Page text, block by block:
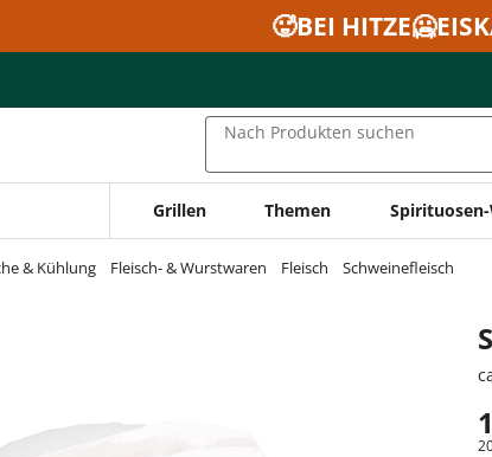
🥵BEI
Nach Produkten suchen
Grillen Themen
& Kühlung Fleisch- & Wurstwaren Fleisch Schweinefleisch